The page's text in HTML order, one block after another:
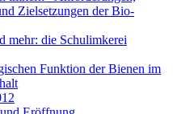
Zielsetzungen der Bio-
mehr: die Schulimkerei
Funktion der Bienen im